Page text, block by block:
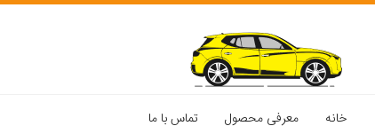
خانه معرفی محصول تماس با ما